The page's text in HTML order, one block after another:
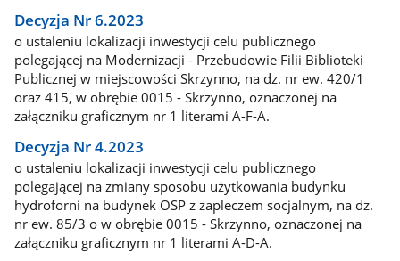
Decyzja Nr 6.2023
o ustaleniu lokalizacji inwestycji celu publicznego
polegającej na Modernizacji - Przebudowie Filii Biblioteki
Publicznej w miejscowości Skrzynno, na dz. nr ew. 420/1
oraz 415, w obrębie 0015 - Skrzynno, oznaczonej na
załączniku graficznym nr 1 literami A-F-A.
Decyzja Nr 4.2023
o ustaleniu lokalizacji inwestycji celu publicznego
polegającej na zmiany sposobu użytkowania budynku
hydroforni na budynek OSP z zapleczem socjalnym, na dz.
nr ew. 85/3 o w obrębie 0015 - Skrzynno, oznaczonej na
załączniku graficznym nr 1 literami A-D-A.